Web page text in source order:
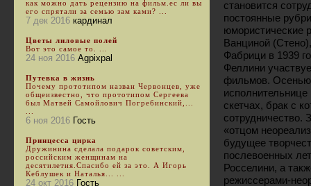
становится
постоянные
юмористические
Ванциной
Фабрици в 1939
Феллини
фильмов. Осенью
скетчах, брак с
сотрудничество.
«отцом
будущее
послевоенных
Росселини, а
режиссерами-
как можно дать рецензию на фильм.ес ли вы
его спрятали за семью зам ками? ...
7 дек 2016 кардинал
Цветы лиловые полей
Вот это самое то. ...
24 ноя 2016 Agpixpal
Путевка в жизнь
Почему прототипом назван Червонцев, уже
общеизвестно, что прототипом Сергеева
был Матвей Самойлович Погребинский,...
6 ноя 2016 Гость
Принцесса цирка
Дружинина сделала подарок советским,
российским женщинам на
десятилетия.Спасибо ей за это. А Игорь
Кеблушек и Наталья... ...
24 окт 2016 Гость